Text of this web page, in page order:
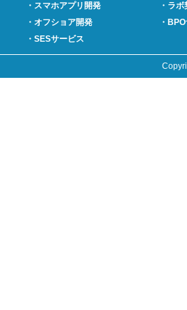
・スマホアプリ開発
・オフショア開発
・SESサービス
・ラ
・